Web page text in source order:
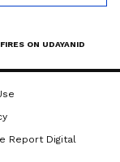
Report Digital